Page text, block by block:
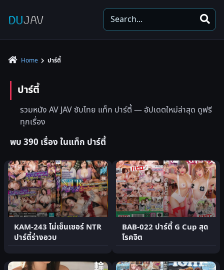
e
a
Home ปาร์ตี้
ปาร์ตี้
รวมหนัง AV JAV ซับไทย แท็ก ปาร์ตี้ — อัปเดตใหม่ล่าสุด ดูฟรี
ทุกเรื่อง
พบ 390 เรื่อง ในแท็ก ปาร์ตี้
KAM-243 ไม่เซ็นเซอร์ NTR
ปาร์ตี้ร่างอวบ
BAB-022 ปาร์ตี้ G Cup สุด
โรคจิต